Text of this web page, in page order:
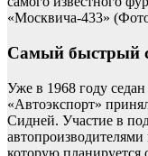
«Москвича-433»
Самый быстрый
Уже в 1968 году
«Автоэкспорт»
Сидней. Участие в
которую планируется